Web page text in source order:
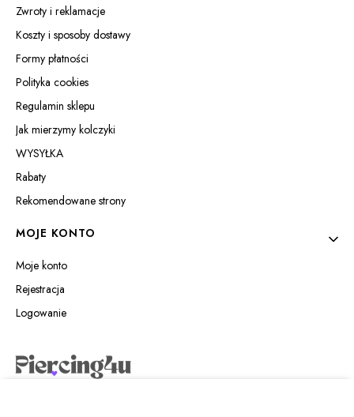
Zwroty i reklamacje
Koszty i sposoby dostawy
Formy płatności
Polityka cookies
Regulamin sklepu
Jak mierzymy kolczyki
WYSYŁKA
Rabaty
Rekomendowane strony
MOJE KONTO
Moje konto
Rejestracja
Logowanie